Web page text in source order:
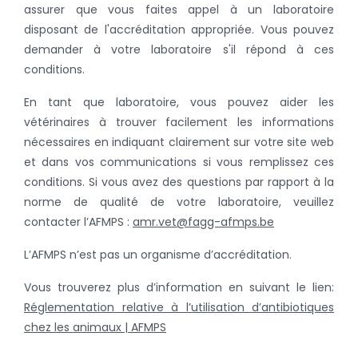
assurer que vous faites appel à un laboratoire
disposant de l'accréditation appropriée. Vous pouvez
demander à votre laboratoire s'il répond à ces
conditions.
En tant que laboratoire, vous pouvez aider les
vétérinaires à trouver facilement les informations
nécessaires en indiquant clairement sur votre site web
et dans vos communications si vous remplissez ces
conditions. Si vous avez des questions par rapport à la
norme de qualité de votre laboratoire, veuillez
contacter l’AFMPS : amr.vet@fagg-afmps.be
L’AFMPS n’est pas un organisme d’accréditation.
Vous trouverez plus d’information en suivant le lien:
Réglementation relative à l’utilisation d’antibiotiques
chez les animaux | AFMPS